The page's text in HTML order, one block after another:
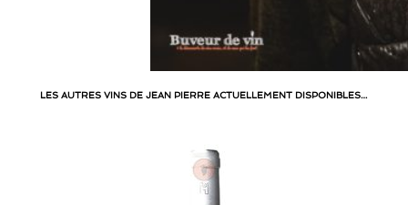
LES AUTRES VINS DE JEAN PIERRE ACTUELLEMENT DISPONIBLES…